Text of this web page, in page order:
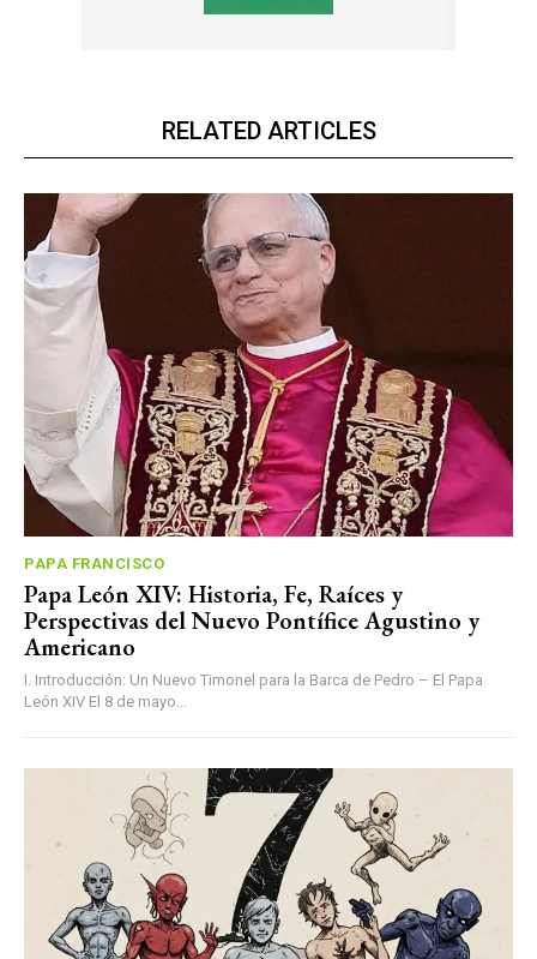
RELATED ARTICLES
PAPA FRANCISCO
Papa León XIV: Historia, Fe, Raíces y
Perspectivas del Nuevo Pontífice Agustino y
Americano
I. Introducción: Un Nuevo Timonel para la Barca de Pedro – El Papa
León XIV El 8 de mayo...